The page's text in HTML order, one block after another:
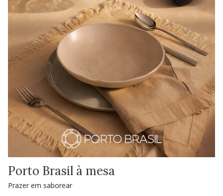
Porto Brasil à mesa
Prazer em saborear